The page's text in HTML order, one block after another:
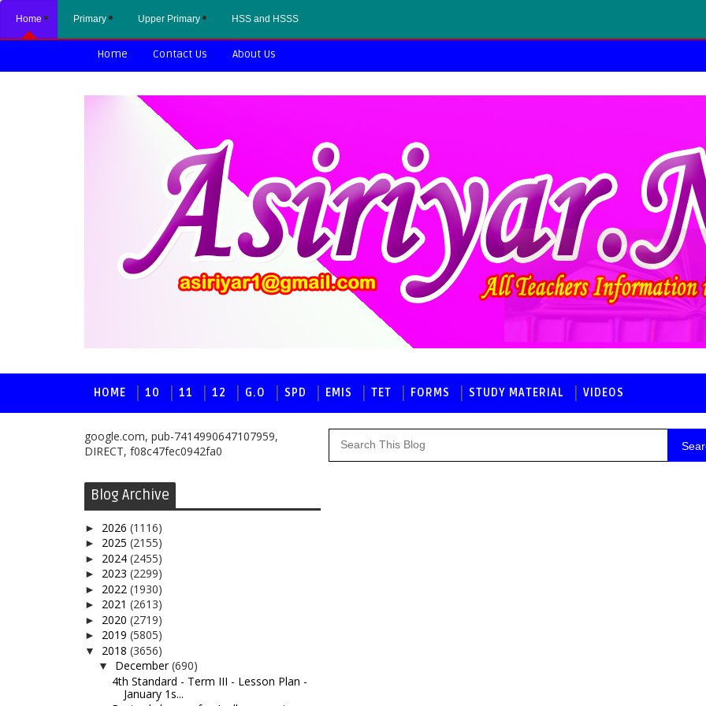
Home Primary Upper Primary HSS and HSSS
Home Contact Us About Us
HOME 10 11 12 G.O SPD EMIS TET FORMS STUDY MATERIAL VIDEOS
google.com, pub-7414990647107959,
DIRECT, f08c47fec0942fa0
Blog Archive
► 2026 (1116)
► 2025 (2155)
► 2024 (2455)
► 2023 (2299)
► 2022 (1930)
► 2021 (2613)
► 2020 (2719)
► 2019 (5805)
▼ 2018 (3656)
▼ December(690)
4th Standard - Term III - Lesson Plan -
January 1s...